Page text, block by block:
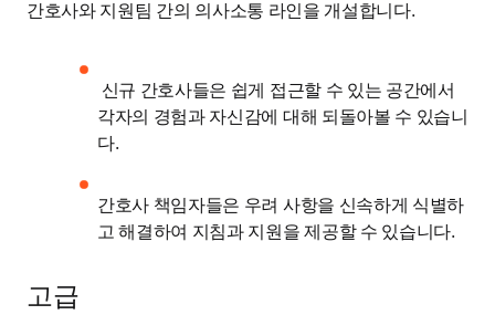
간호사와 지원팀 간의 의사소통 라인을 개설합니다.
각자의 경험과 자신감에 대해 되돌아볼 수 있습니
다.
간호사 책임자들은 우려 사항을 신속하게 식별하
고 해결하여 지침과 지원을 제공할 수 있습니다.
고급